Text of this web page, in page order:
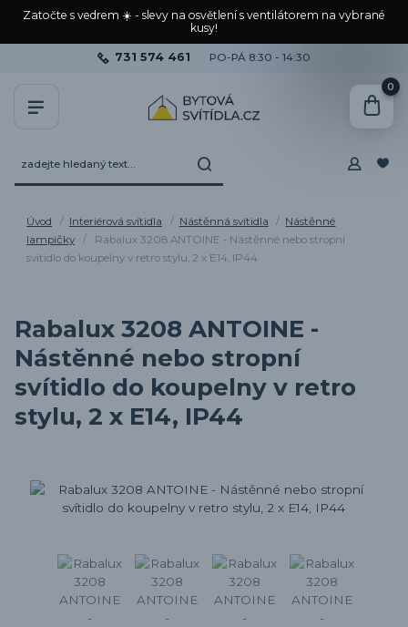
Zatočte s vedrem ☀️ - slevy na osvětlení s ventilátorem na vybrané
kusy!
731 574 461 PO-PÁ 8:30 - 14:30
0
Úvod Interiérová svítidla Nástěnná svítidla
Nástěnné
lampičky
Rabalux 3208 ANTOINE - Nástěnné nebo stropní
svítidlo do koupelny v retro stylu, 2 x E14, IP44
Rabalux 3208 ANTOINE -
Nástěnné nebo stropní
svítidlo do koupelny v retro
stylu, 2 x E14, IP44